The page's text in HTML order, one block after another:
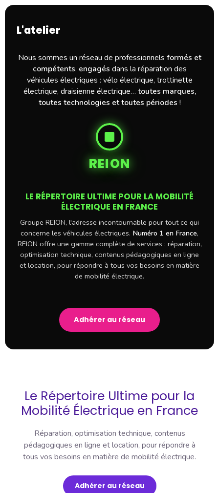
L'atelier
Nous sommes un réseau de professionnels formés et
compétents, engagés dans la réparation des
véhicules électriques : vélo électrique, trottinette
électrique, draisienne électrique… toutes marques,
toutes technologies et toutes périodes !
REION
LE RÉPERTOIRE ULTIME POUR LA MOBILITÉ
ÉLECTRIQUE EN FRANCE
Groupe REION, l'adresse incontournable pour tout ce qui
concerne les véhicules électriques. Numéro 1 en France,
REION offre une gamme complète de services : réparation,
optimisation technique, contenus pédagogiques en ligne
et location, pour répondre à tous vos besoins en matière
de mobilité électrique.
Adhérer au réseau
Le Répertoire Ultime pour la
Mobilité Électrique en France
Réparation, optimisation technique, contenus
pédagogiques en ligne et location, pour répondre à
tous vos besoins en matière de mobilité électrique.
Adhérer au réseau